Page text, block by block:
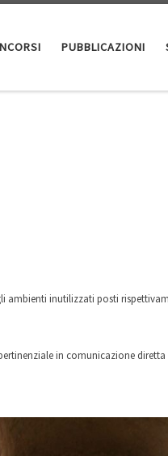
PUBBLICAZIONI
ambienti inutilizzati posti
in comunicazione